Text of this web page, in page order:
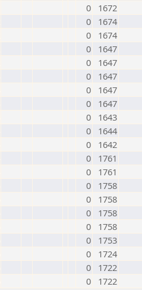
0
1672
0
1674
0
1674
0
1647
0
1647
0
1647
0
1647
0
1647
0
1643
0
1644
0
1642
0
1761
0
1761
0
1758
0
1758
0
1758
0
1758
0
1753
0
1724
0
1722
0 1722